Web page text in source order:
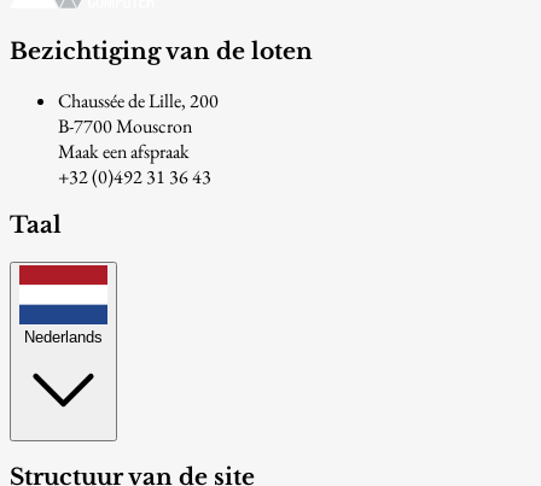
Bezichtiging van de loten
Chaussée de Lille, 200
B-7700 Mouscron
Maak een afspraak
+32 (0)492 31 36 43
Taal
Nederlands
Structuur van de site